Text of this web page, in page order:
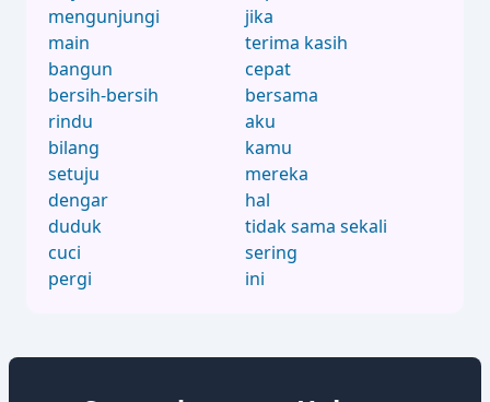
mengunjungi
main
bangun
bersih-bersih
rindu
bilang
setuju
dengar
duduk
cuci
pergi
jika
terima kasih
cepat
bersama
aku
kamu
mereka
hal
tidak sama sekali
sering
ini